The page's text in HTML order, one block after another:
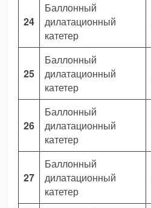
24
Баллонный
дилатационный
катетер
25
Баллонный
дилатационный
катетер
26
Баллонный
дилатационный
катетер
27
Баллонный
дилатационный
катетер